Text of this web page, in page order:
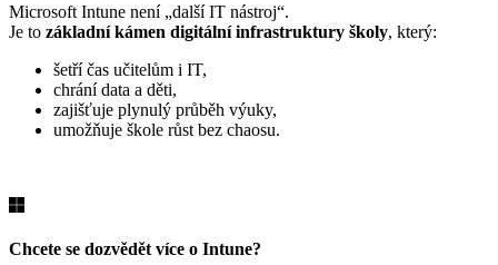
Microsoft Intune není „další IT nástroj“.
Je to základní kámen digitální infrastruktury školy, který:
šetří čas učitelům i IT,
chrání data a děti,
zajišťuje plynulý průběh výuky,
umožňuje škole růst bez chaosu.
Chcete se dozvědět více o Intune?